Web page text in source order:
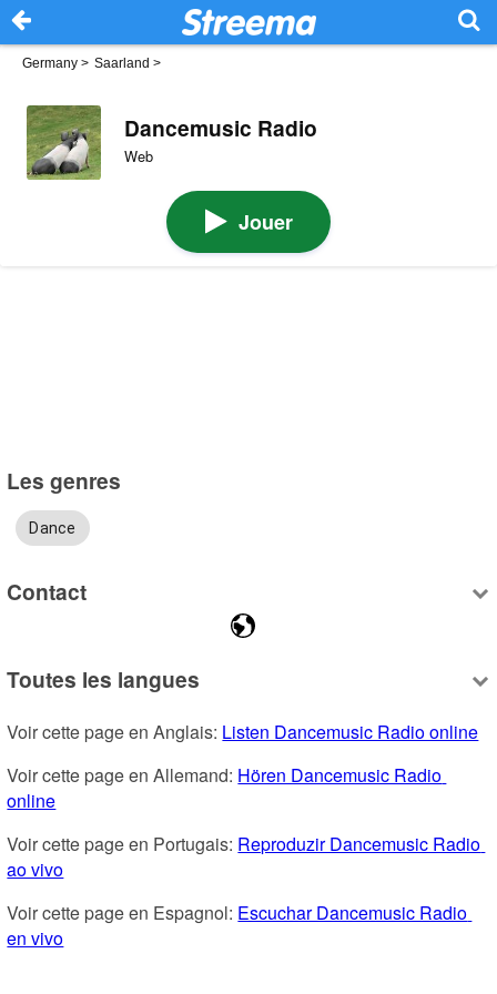
Germany > Saarland >
Dancemusic Radio
Web
Jouer
Les genres
Dance
Contact
Toutes les langues
Voir cette page en Anglais: Listen Dancemusic Radio online
Voir cette page en Allemand: Hören Dancemusic Radio
online
Voir cette page en Portugais: Reproduzir Dancemusic Radio
ao vivo
Voir cette page en Espagnol: Escuchar Dancemusic Radio
en vivo